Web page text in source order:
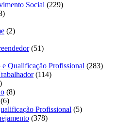
Social (229)
(2)
(51)
Qualificação Profissional (283)
(114)
(8)
(6)
Profissional (5)
(378)